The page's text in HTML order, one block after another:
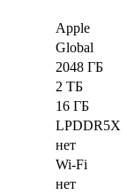
Apple
Global
2048 ГБ
2 ТБ
16 ГБ
LPDDR5X
нет
Wi-Fi
нет